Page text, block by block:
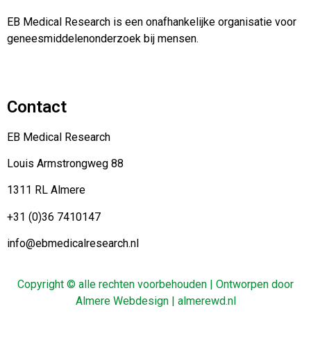
EB Medical Research is een onafhankelijke organisatie voor
geneesmiddelenonderzoek bij mensen.
Contact
EB Medical Research
Louis Armstrongweg 88
1311 RL Almere
+31 (0)36 7410147
info@ebmedicalresearch.nl
Copyright © alle rechten voorbehouden | Ontworpen door
Almere Webdesign | almerewd.nl